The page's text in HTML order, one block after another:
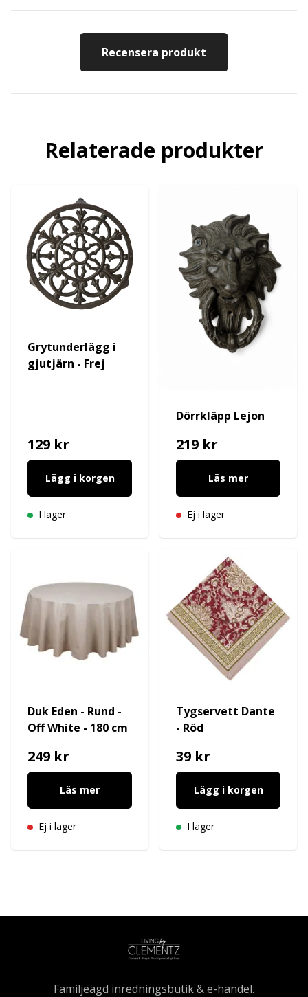
Recensera produkt
Relaterade produkter
Grytunderlägg i
gjutjärn - Frej
129 kr
Lägg i korgen
I lager
Dörrkläpp Lejon
219 kr
Läs mer
Ej i lager
Duk Eden - Rund -
Off White - 180 cm
249 kr
Läs mer
Ej i lager
Tygservett Dante
- Röd
39 kr
Lägg i korgen
I lager
Familjeägd inredningsbutik & e-handel.